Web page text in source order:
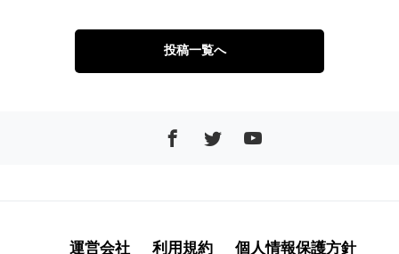
投稿一覧へ
運営会社 利用規約 個人情報保護方針